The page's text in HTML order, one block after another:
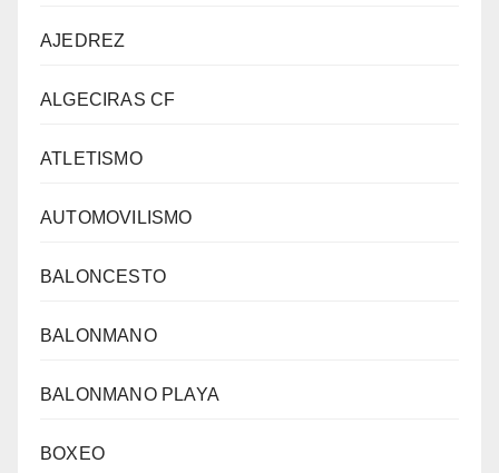
AJEDREZ
ALGECIRAS CF
ATLETISMO
AUTOMOVILISMO
BALONCESTO
BALONMANO
BALONMANO PLAYA
BOXEO